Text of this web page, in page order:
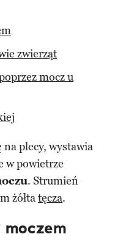
zwierząt
mocz u
plecy, wystawia
w powietrze
. Strumień
żółtatęcza.